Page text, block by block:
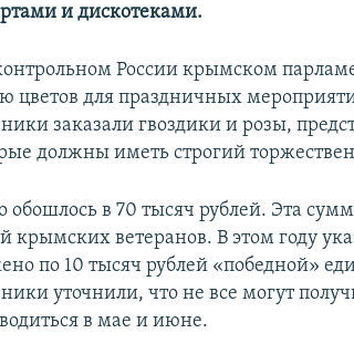
и дискотеками.
России крымском
цветов для праздничных
заказали гвоздики и розы,
должны иметь строгий
обошлось в 70 тысяч рублей. Эта
крымских ветеранов. В этом году
по 10 тысяч рублей «победной»
уточнили, что не все могут
в мае и июне.